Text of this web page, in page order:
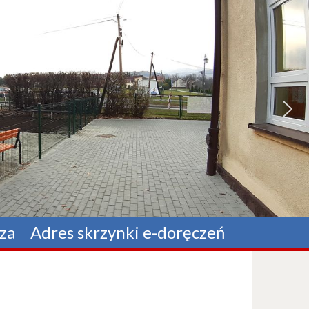
Adres skrzynki e-doręczeń